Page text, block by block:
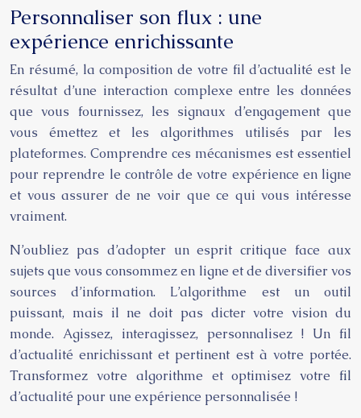
Personnaliser son flux : une
expérience enrichissante
En résumé, la composition de votre fil d’actualité est le
résultat d’une interaction complexe entre les données
que vous fournissez, les signaux d’engagement que
vous émettez et les algorithmes utilisés par les
plateformes. Comprendre ces mécanismes est essentiel
pour reprendre le contrôle de votre expérience en ligne
et vous assurer de ne voir que ce qui vous intéresse
vraiment.
N’oubliez pas d’adopter un esprit critique face aux
sujets que vous consommez en ligne et de diversifier vos
sources d’information. L’algorithme est un outil
puissant, mais il ne doit pas dicter votre vision du
monde. Agissez, interagissez, personnalisez ! Un fil
d’actualité enrichissant et pertinent est à votre portée.
Transformez votre algorithme et optimisez votre fil
d’actualité pour une expérience personnalisée !